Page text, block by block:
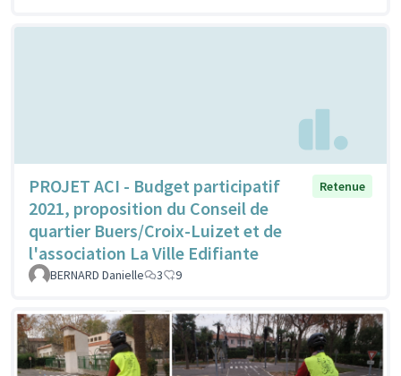
PROJET ACI - Budget participatif
2021, proposition du Conseil de
quartier Buers/Croix-Luizet et de
l'association La Ville Edifiante
Retenue
BERNARD Danielle 3 9